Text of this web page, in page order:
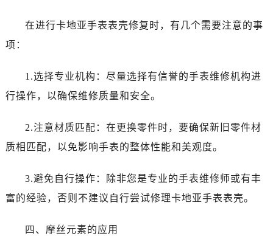
在进行卡地亚手表表壳修复时，有几个需要注意的事
项：
1.选择专业机构：尽量选择有信誉的手表维修机构进
行操作，以确保维修质量和安全。
2.注意材质匹配：在更换零件时，要确保新旧零件材
质相匹配，以免影响手表的整体性能和美观度。
3.避免自行操作：除非您是专业的手表维修师或有丰
富的经验，否则不建议自行尝试修理卡地亚手表表壳。
四、摩丝元素的应用